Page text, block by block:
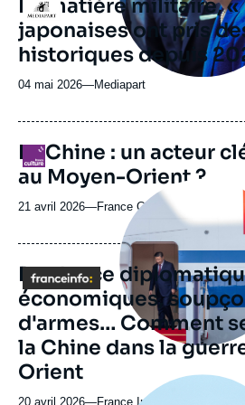
ou
émission
Logo
En matière militaire,
japonaises ont pris
historiques depuis
04 mai 2026—Nom
journal,
ou
émission
Mediapart
Logo
La Chine : un acteur
au Moyen-Orient ?
21 avril 2026—Nom
journal,
revue
ou
émission
France Culture
Logo
Image
principale
médiatique
Prudence
économiques,
d'armes… Comment
la Chine dans la
Orient
20 avril 2026—Nom
France Info
principale